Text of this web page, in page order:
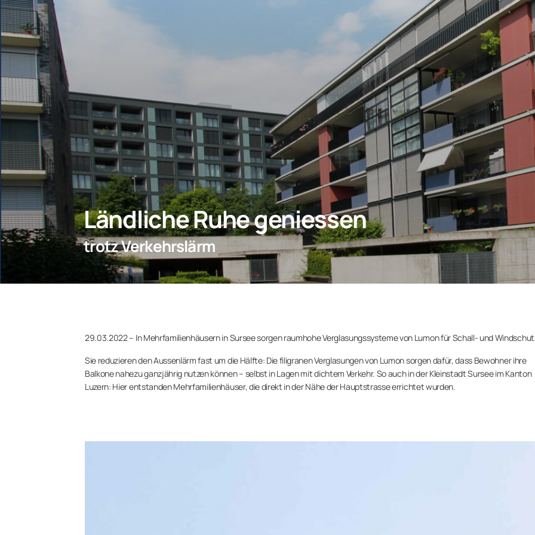
Ländliche Ruhe geniessen
trotz Verkehrslärm
29.03.2022 – In Mehrfamilienhäusern in Sursee sorgen raumhohe Verglasungssysteme von Lumon für Schall- und
Sie reduzieren den Aussenlärm fast um die Hälfte: Die filigranen Verglasungen von Lumon sorgen dafür, dass Bewohner ihre
Balkone nahezu ganzjährig nutzen können – selbst in Lagen mit dichtem Verkehr. So auch in der Kleinstadt Sursee im Kanton
Luzern: Hier entstanden Mehrfamilienhäuser, die direkt in der Nähe der Hauptstrasse errichtet wurden.